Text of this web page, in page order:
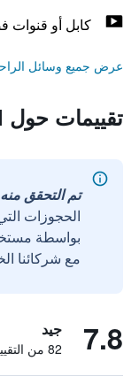
كابل أو قنوات
عرض جميع وسائل الراحة
تقييمات حول Aphrodite Hotel
تم التحقق منه
الحجوزات
مع شركائنا
7.8 جيد
82 من التقييمات تم التحقق منها